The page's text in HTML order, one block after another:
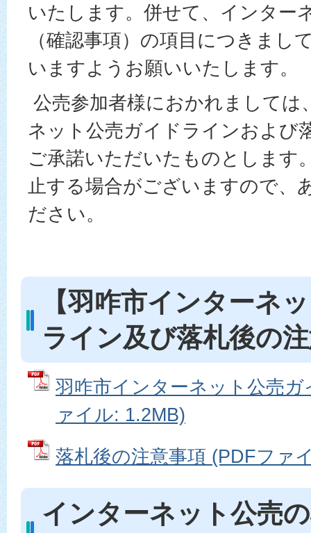
いたします。併せて、インター
（確認事項）の項目につきまし
いますようお願いいたします。
公売参加者様におかれましては
ネット公売ガイドラインおよび
ご承諾いただいたものとします
止する場合がございますので、
ださい。
【羽咋市インターネ
ライン及び落札後の
羽咋市インターネット公売
ァイル: 1.2MB)
落札後の注意事項 (PDFファ
インターネット公売